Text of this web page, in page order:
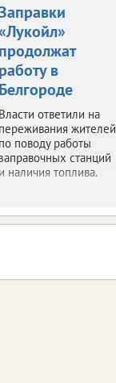
продолжат
работу в
Белгороде
Власти ответили на
переживания жителей
по поводу работы
станций
и наличия топлива.